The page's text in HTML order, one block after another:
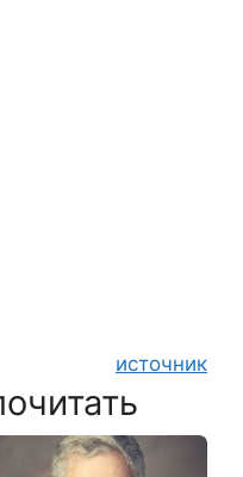
источник